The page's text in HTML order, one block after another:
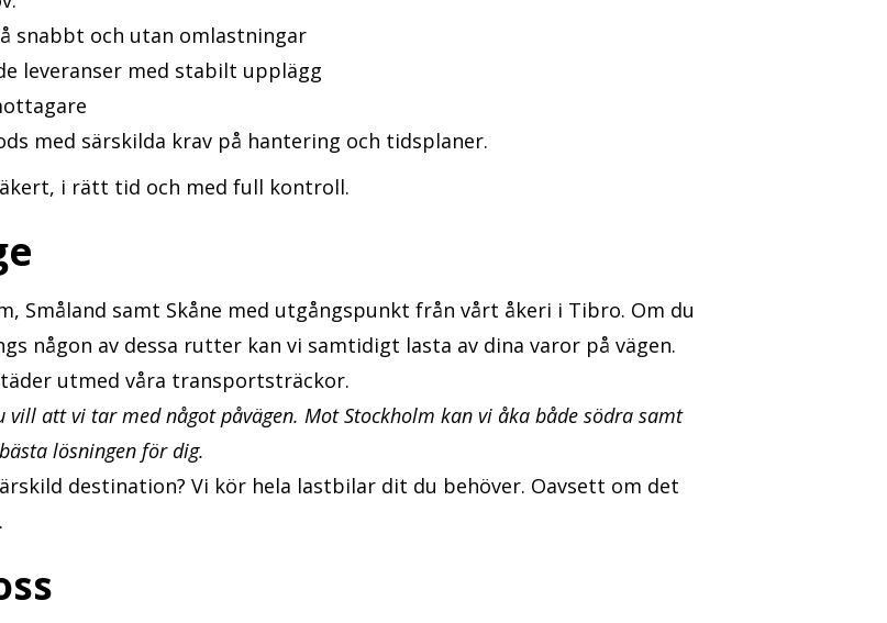
snabbt och utan omlastningar
leveranser med stabilt upplägg
med särskilda krav på hantering och tidsplaner.
i rätt tid och med full kontroll.
Småland samt Skåne med utgångspunkt från vårt åkeri i Tibro. Om du
någon av dessa rutter kan vi samtidigt lasta av dina varor på vägen.
utmed våra transportsträckor.
att vi tar med något påvägen. Mot Stockholm kan vi åka både södra samt
lösningen för dig.
destination? Vi kör hela lastbilar dit du behöver. Oavsett om det